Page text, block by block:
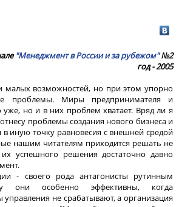
"Менеджмент в России и за рубежом"№2
год - 2005
возможностей, но при этом упорно
проблемы. Миры предпринимателя и
уже, но и в них проблем хватает. Вряд ли я
проблемы создания нового бизнеса и
в иную точку равновесия с внешней средой
нашим читателям приходится решать не
успешного решения достаточно давно
- своего рода антагонисты рутинным
они особенно эффективны, когда
не срабатывают, а организация